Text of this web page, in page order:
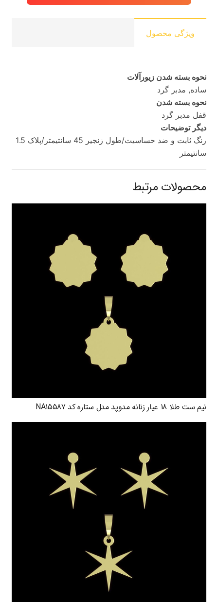
ویژگی محصول
نحوه بسته شدن زیورآلات
ساده, مدبر گرد
نحوه بسته شدن
قفل مدبر گرد
دیگر توضیحات
رنگ ثابت و ضد حساسیت/طول زنجیر 45 سانتیمتر/پلاک 1.5
سانتیمتر
محصولات مرتبط
نیم ست طلا 18 عیار زنانه مدوپد مدل ستاره کد NA15587